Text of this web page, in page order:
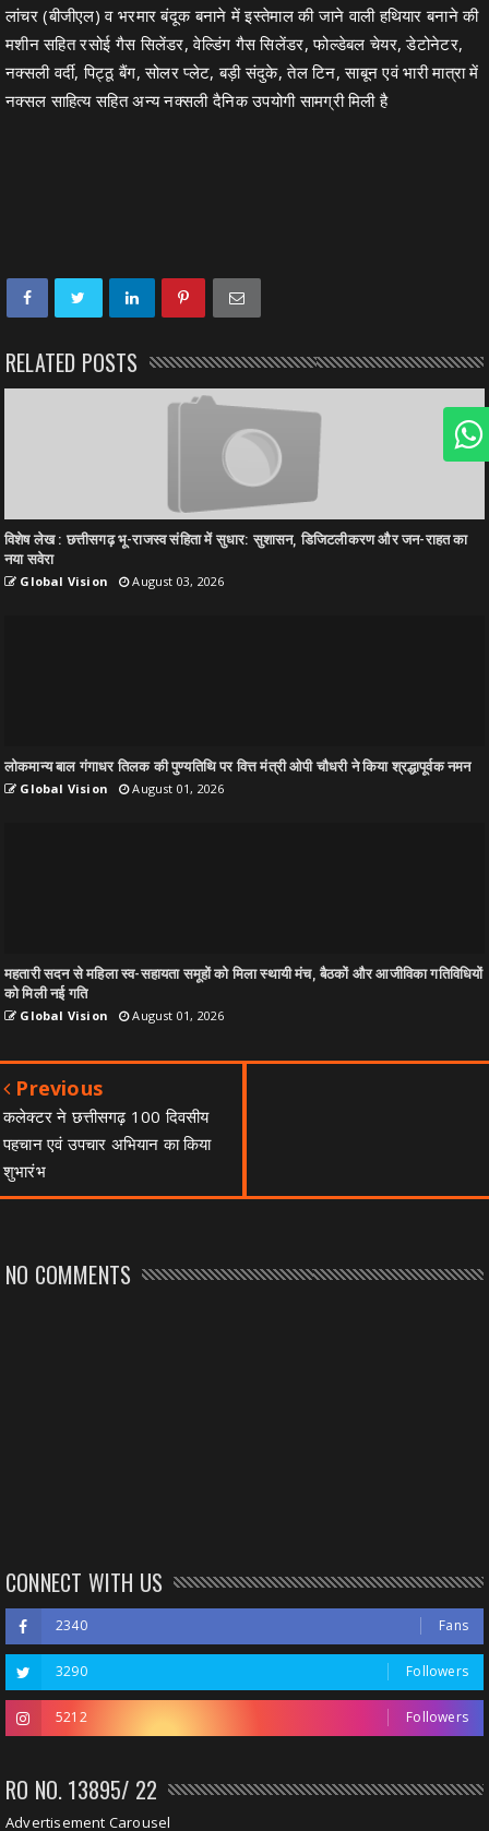
लांचर (बीजीएल) व भरमार बंदूक बनाने में इस्तेमाल की जाने वाली हथियार बनाने की
मशीन सहित रसोई गैस सिलेंडर, वेल्डिंग गैस सिलेंडर, फोल्डेबल चेयर, डेटोनेटर,
नक्सली वर्दी, पिट्ठू बैंग, सोलर प्लेट, बड़ी संदुके, तेल टिन, साबून एवं भारी मात्रा में
नक्सल साहित्य सहित अन्य नक्सली दैनिक उपयोगी सामग्री मिली है
RELATED POSTS
विशेष लेख : छत्तीसगढ़ भू-राजस्व संहिता में सुधार: सुशासन, डिजिटलीकरण और जन-राहत का
नया सवेरा
Global Vision August 03, 2026
लोकमान्य बाल गंगाधर तिलक की पुण्यतिथि पर वित्त मंत्री ओपी चौधरी ने किया श्रद्धापूर्वक नमन
Global Vision August 01, 2026
महतारी सदन से महिला स्व-सहायता समूहों को मिला स्थायी मंच, बैठकों और आजीविका गतिविधियों
को मिली नई गति
Global Vision August 01, 2026
Previous
कलेक्टर ने छत्तीसगढ़ 100 दिवसीय
पहचान एवं उपचार अभियान का किया
शुभारंभ
NO COMMENTS
CONNECT WITH US
2340 Fans
3290 Followers
5212 Followers
RO NO. 13895/ 22
Advertisement Carousel